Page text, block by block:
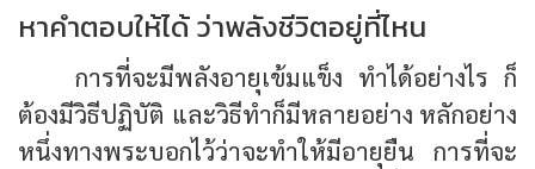
หาคำตอบให้ได้ ว่าพลังชีวิตอยู่ที่ไหน
การที่จะมีพลังอายุเข้มแข็ง ทำได้อย่างไร ก็
ต้องมีวิธีปฏิบัติ และวิธีทำก็มีหลายอย่าง หลักอย่าง
หนึ่งทางพระบอกไว้ว่าจะทำให้มีอายุยืน การที่จะ